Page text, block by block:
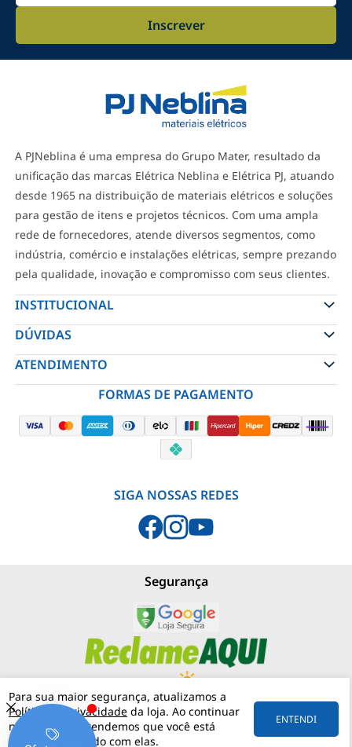
Para sua maior segurança, atualizamos a
Política de Privacidade da loja. Ao continuar
navegando, entendemos que você está
ciente e de acordo com elas.
ENTENDI
Inscrever
A PJNeblina é uma empresa do Grupo Mater, resultado da
unificação das marcas Elétrica Neblina e Elétrica PJ, atuando
desde 1965 na distribuição de materiais elétricos e soluções
para gestão de itens e projetos técnicos. Com uma ampla
rede de fornecedores, atende diversos segmentos, como
indústria, comércio e instalações elétricas, sempre prezando
pela qualidade, inovação e compromisso com seus clientes.
INSTITUCIONAL
DÚVIDAS
ATENDIMENTO
FORMAS DE PAGAMENTO
SIGA NOSSAS REDES
Segurança
PJNEBLINA - LOJA MATERIAIS ELÉTRICOS (11) 97542-0420
RUA MERGENTHALER, 192 VILA LEOPOLDINA
57.158.057/0001-30